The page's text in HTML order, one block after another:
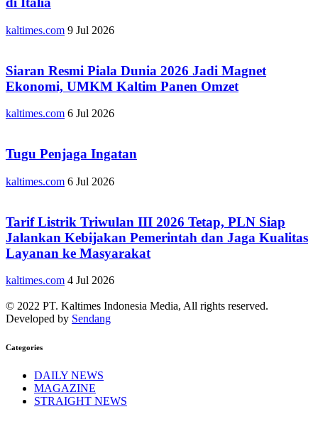
kaltimes.com 9 Jul 2026
Siaran Resmi Piala Dunia 2026 Jadi Magnet
Ekonomi, UMKM Kaltim Panen Omzet
kaltimes.com 6 Jul 2026
Tugu Penjaga Ingatan
kaltimes.com 6 Jul 2026
Tarif Listrik Triwulan III 2026 Tetap, PLN Siap
Jalankan Kebijakan Pemerintah dan Jaga Kualitas
Layanan ke Masyarakat
kaltimes.com 4 Jul 2026
© 2022 PT. Kaltimes Indonesia Media, All rights reserved.
Developed by Sendang
Categories
DAILY NEWS
MAGAZINE
STRAIGHT NEWS